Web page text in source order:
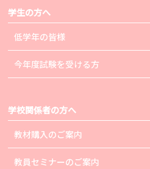
学生の方へ
低学年の皆様
今年度試験を受ける方
学校関係者の方へ
教材購入のご案内
教員セミナーのご案内